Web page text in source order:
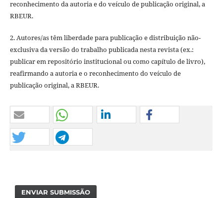
reconhecimento da autoria e do veículo de publicação original, a
RBEUR.
2. Autores/as têm liberdade para publicação e distribuição não-
exclusiva da versão do trabalho publicada nesta revista (ex.:
publicar em repositório institucional ou como capítulo de livro),
reafirmando a autoria e o reconhecimento do veículo de
publicação original, a RBEUR.
ENVIAR SUBMISSÃO